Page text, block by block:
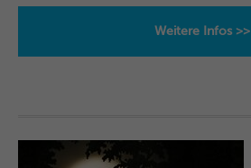
Weitere Infos >>